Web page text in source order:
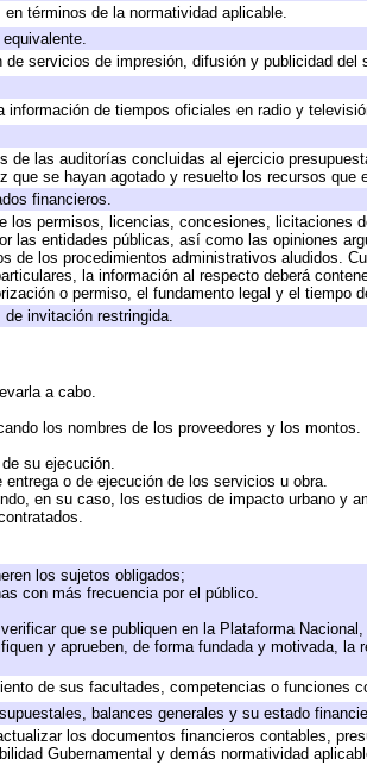
términos de la normatividad aplicable.
servicios de impresión, difusión y publicidad del
de tiempos oficiales en radio y
las auditorías concluidas al ejercicio
se hayan agotado y resuelto los recursos que
financieros.
permisos, licencias, concesiones, licitaciones
las entidades públicas, así como las opiniones
de los procedimientos administrativos aludidos.
la información al respecto deberá
o permiso, el fundamento legal y el tiempo
invitación restringida.
a cabo.
los nombres de los proveedores y los montos.
su ejecución.
o de ejecución de los servicios u obra.
en su caso, los estudios de impacto urbano y
los sujetos obligados;
con más frecuencia por el público.
que se publiquen en la Plataforma
y aprueben, de forma fundada y motivada, la
de sus facultades, competencias o funciones
balances generales y su estado
los documentos financieros contables,
Gubernamental y demás normatividad